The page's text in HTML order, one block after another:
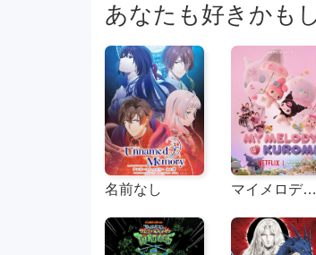
あなたも好きかも
名前なし マイメロディ＆クールーム